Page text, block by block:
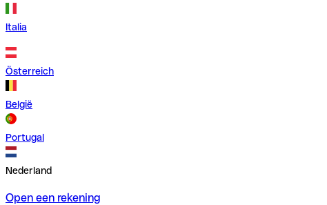
Italia
Österreich
België
Portugal
Nederland
Open een rekening